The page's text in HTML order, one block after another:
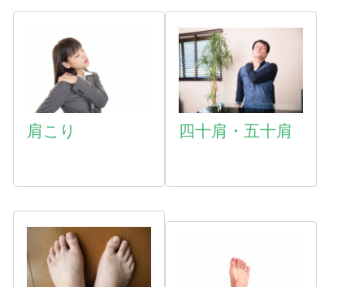
肩こり 四十肩・五十肩